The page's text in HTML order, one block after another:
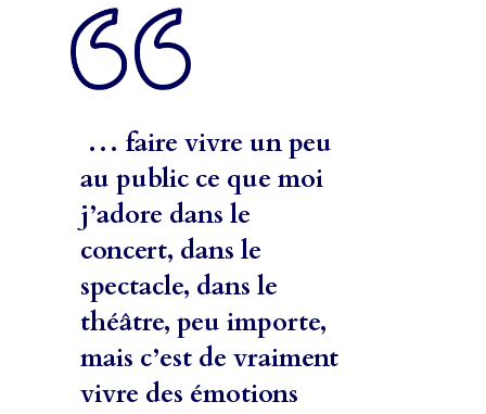
… faire vivre un peu
au public ce que moi
j’adore dans le
concert, dans le
spectacle, dans le
théâtre, peu importe,
mais c’est de vraiment
vivre des émotions